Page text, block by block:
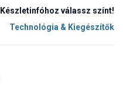
Készletinfóhoz válassz színt!
Technológia & Kiegészítők